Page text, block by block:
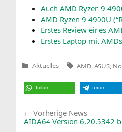
Auch AMD Ryzen 9
AMD Ryzen 9 4900U
Ers­tes Review eines
Ers­tes Lap­top mit
Veröffentlicht
Aktuelles Tags:
AMD ASUS
teilen teilen
Beitragsnavigation
Vorherige NewsVorherige
News:
AIDA64 Version 6.20.5342